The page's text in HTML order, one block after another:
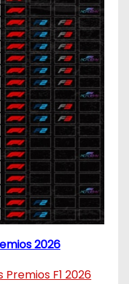
2026
F1 2026